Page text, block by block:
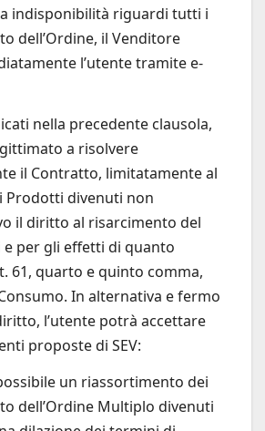
indisponibilità riguardi tutti i
dell’Ordine, il Venditore
l’utente tramite e-
nella precedente clausola,
a risolvere
il Contratto, limitatamente al
Prodotti divenuti non
il diritto al risarcimento del
e per gli effetti di quanto
61, quarto e quinto comma,
In alternativa e fermo
l’utente potrà accettare
proposte di SEV:
un riassortimento dei
dell’Ordine Multiplo divenuti